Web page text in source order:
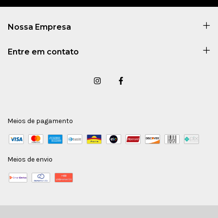
Nossa Empresa
Entre em contato
Meios de pagamento
Meios de envio